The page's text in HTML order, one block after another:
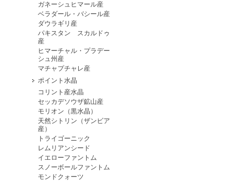
ガネーシュヒマール産
ベラダール・バシール産
ダウラギリ産
パキスタン スカルドゥ
産
ヒマーチャル・プラデー
シュ州産
マチャプチャレ産
ポイント水晶
コリント産水晶
セッカデソウザ鉱山産
モリオン（黒水晶）
天然シトリン（ザンビア
産）
トライゴーニック
レムリアンシード
イエローファントム
スノーボールファントム
モンドクォーツ